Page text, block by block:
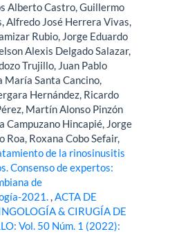
Alberto Castro, Guillermo
Alfredo José Herrera Vivas,
Rubio, Jorge Eduardo
Alexis Delgado Salazar,
Trujillo, Juan Pablo
María Santa Cancino,
Hernández, Ricardo
Martín Alonso Pinzón
Campuzano Hincapié, Jorge
Roa, Roxana Cobo Sefair,
de la rinosinusitis
Consenso de expertos:
de
2021.,ACTA DE
& CIRUGÍA DE
Vol. 50 Núm. 1 (2022):